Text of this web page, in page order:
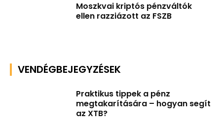
Moszkvai kriptós pénzváltók
ellen razziázott az FSZB
VENDÉGBEJEGYZÉSEK
Praktikus tippek a pénz
megtakarítására – hogyan segít
az XTB?